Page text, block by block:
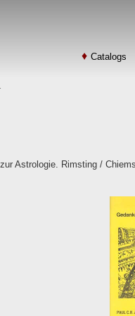
Catalogs
Astrologie. Rimsting /